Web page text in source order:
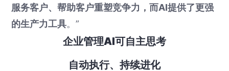
服务客户、帮助客户重塑竞争力，而AI提供了更强
的生产力工具。”
企业管理AI可自主思考
自动执行、持续进化